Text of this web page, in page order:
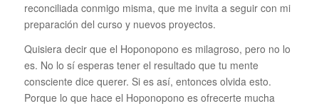
reconciliada conmigo misma, que me invita a seguir con mi
preparación del curso y nuevos proyectos.
Quisiera decir que el Hoponopono es milagroso, pero no lo
es. No lo sí esperas tener el resultado que tu mente
consciente dice querer. Si es así, entonces olvida esto.
Porque lo que hace el Hoponopono es ofrecerte mucha